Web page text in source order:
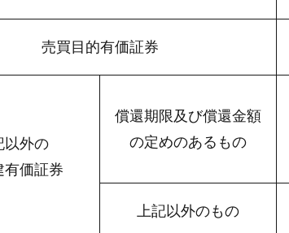
売買目的有価証券
以外の
有価証券
償還期限及び償還金額
の定めのあるもの
上記以外のもの